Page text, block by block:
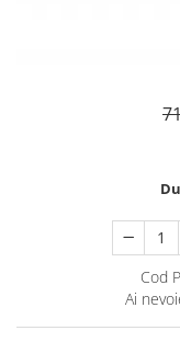
Cod
Ai